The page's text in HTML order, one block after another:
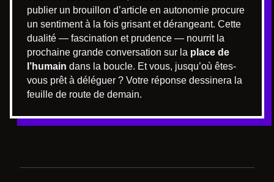
publier un brouillon d’article en autonomie procure
un sentiment à la fois grisant et dérangeant. Cette
dualité — fascination et prudence — nourrit la
prochaine grande conversation sur la place de
l’humain dans la boucle. Et vous, jusqu’où êtes-
vous prêt à déléguer ? Votre réponse dessinera la
feuille de route de demain.